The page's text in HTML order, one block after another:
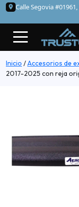
Calle Segovia
Inicio /Accesorios de
2017-2025 con reja